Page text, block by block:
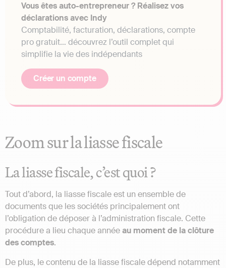
Vous êtes auto-entrepreneur ? Réalisez vos
déclarations avec Indy
Comptabilité, facturation, déclarations, compte
pro gratuit… découvrez l’outil complet qui
simplifie la vie des indépendants
Créer un compte
Zoom sur la liasse fiscale
La liasse fiscale, c’est quoi ?
Tout d’abord, la liasse fiscale est un ensemble de
documents que les sociétés principalement ont
l’obligation de déposer à l’administration fiscale. Cette
procédure a lieu chaque annéeau moment de la clôture
des comptes.
De plus, le contenu de la liasse fiscale dépend notamment